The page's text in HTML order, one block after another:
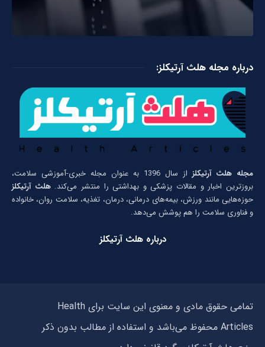
درباره مجله هلث آرتیکلز:
مجله هلث آرتیکلز
از سال 1396 به عنوان مجله خبری-آموزشی سلامت،
بروزترین اخبار و مقالات پزشکی و بهداشتی را منتشر می‌کند.هلث آرتیکلز
حوزه‌هایی مانند ورزش، بیمه‌های درمانی، درمان، تغذیه، سلامت روان، خانواده
و فناوری سلامت را هم پوشش می‌دهد.
درباره هلث آرتیکلز
تمامی حقوق مادی و معنوی این سایت برای Health
Articles محفوظ می‌باشد و استفاده از مطالب بدون ذکر